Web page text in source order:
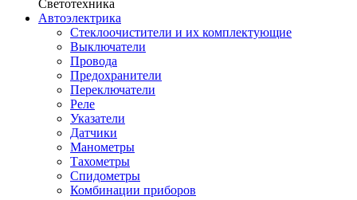
Светотехника
Автоэлектрика
Стеклоочистители и их комплектующие
Выключатели
Провода
Предохранители
Переключатели
Реле
Указатели
Датчики
Манометры
Тахометры
Спидометры
Комбинации приборов